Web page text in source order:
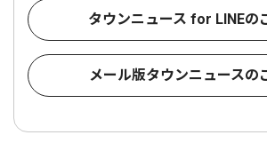
タウンニュース for LINEの
メール版タウンニュースの